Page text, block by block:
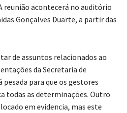
reunião acontecerá no auditório
Gonçalves Duarte, a partir das
de assuntos relacionados ao
da Secretaria de
pesada para que os gestores
todas as determinações. Outro
em evidencia, mas este